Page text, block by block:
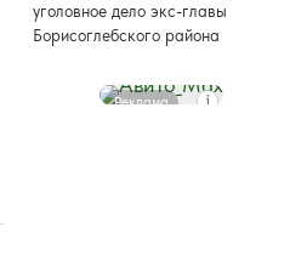
уголовное дело экс-главы
Борисоглебского района
Реклама